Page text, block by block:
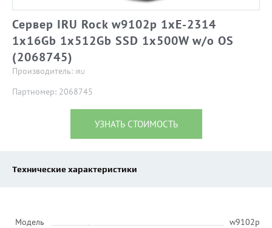
Сервер IRU Rock w9102p 1xE-2314
1x16Gb 1x512Gb SSD 1x500W w/o OS
(2068745)
Производитель: IRU
Партномер: 2068745
УЗНАТЬ СТОИМОСТЬ
Технические характеристики
Модель
w9102p